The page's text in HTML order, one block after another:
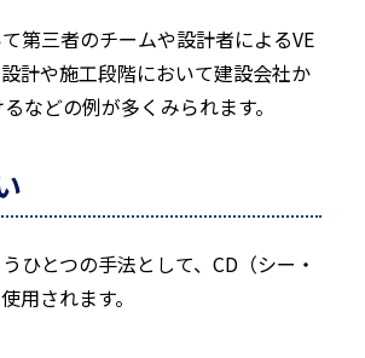
第三者のチームや設計者によるVE
計や施工段階において建設会社か
などの例が多くみられます。
ひとつの手法として、CD（シー・
用されます。